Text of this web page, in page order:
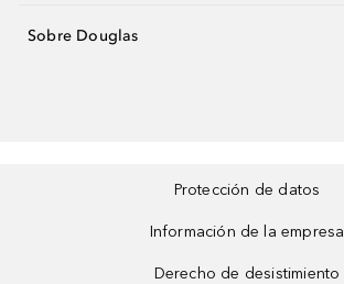
Sobre Douglas
Protección de datos
Información de la empresa
Derecho de desistimiento